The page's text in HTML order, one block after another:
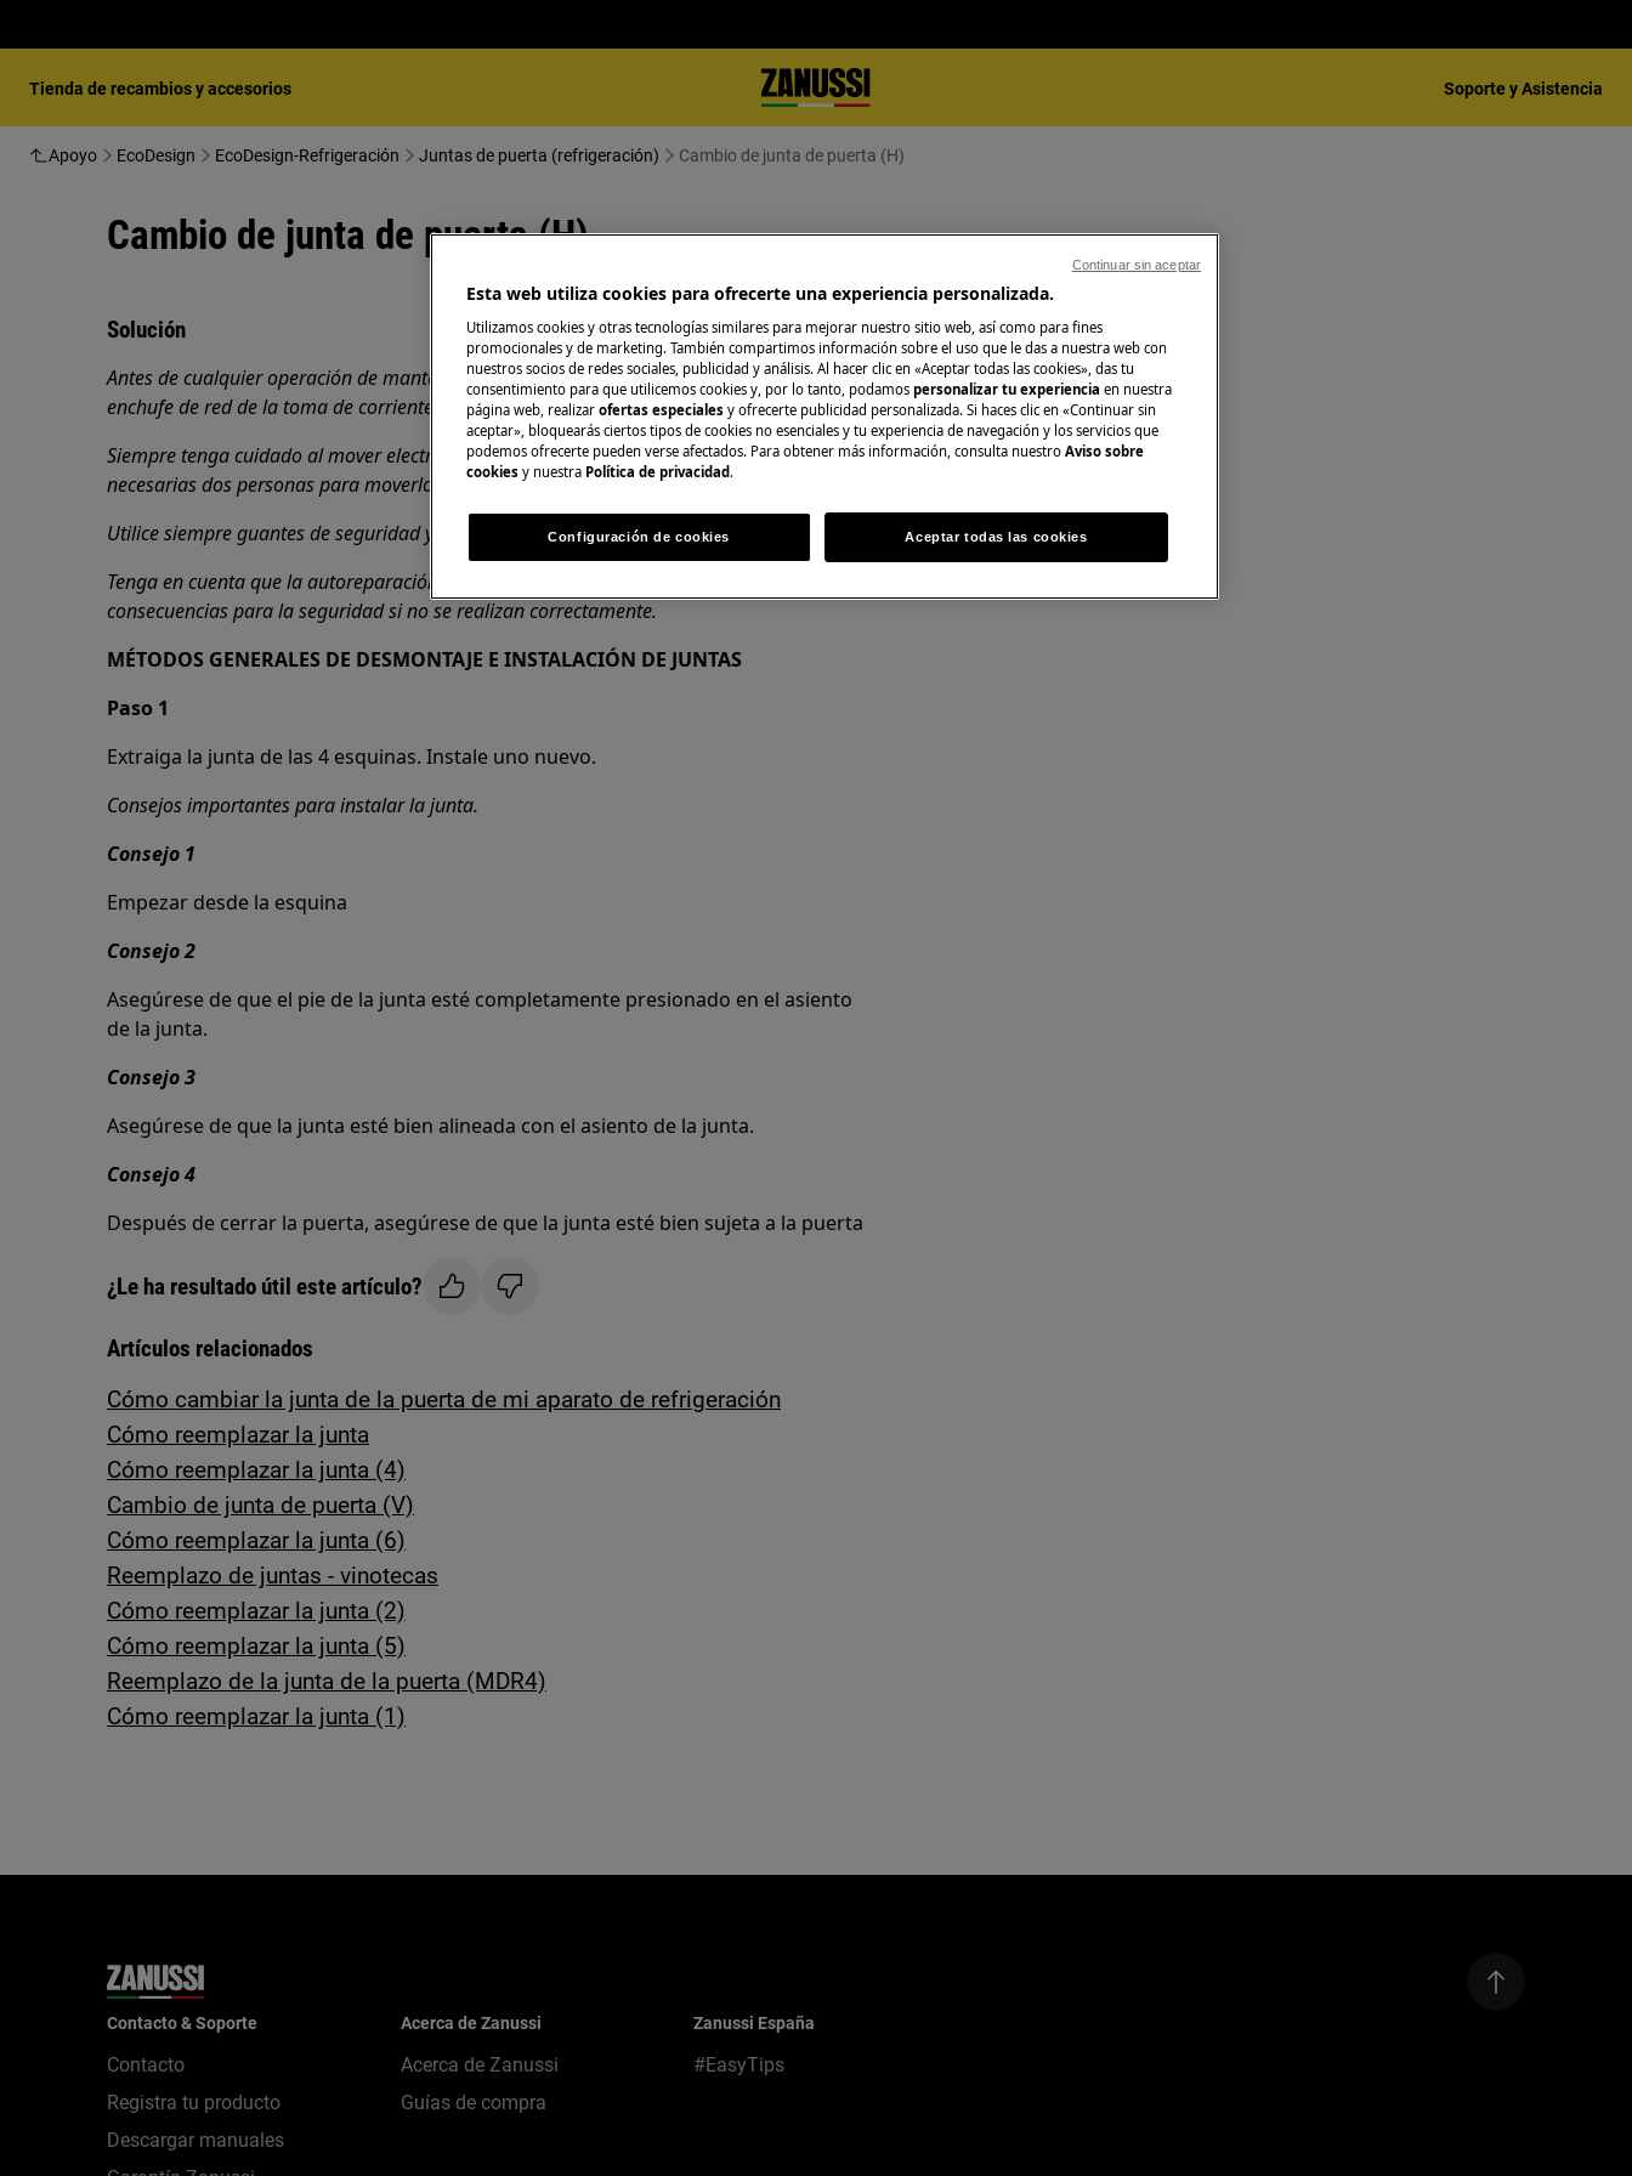
Tienda de recambios y accesorios Soporte y Asistencia
Apoyo EcoDesign EcoDesign-Refrigeración Juntas de puerta (refrigeración) Cambio de junta de puerta (H)
Cambio de junta de puerta (H)
Solución
Antes de cualquier operación de mantenimiento, apague el aparato y desconecte el
enchufe de red de la toma de corriente.
Siempre tenga cuidado al mover electrodomésticos, para electrodomésticos pesados son
necesarias dos personas para moverlos.
Utilice siempre guantes de seguridad y calzado cerrado.
Tenga en cuenta que la autoreparación o la reparación no profesional pueden tener
consecuencias para la seguridad si no se realizan correctamente.
MÉTODOS GENERALES DE DESMONTAJE E INSTALACIÓN DE JUNTAS
Paso 1
Extraiga la junta de las 4 esquinas. Instale uno nuevo.
Consejos importantes para instalar la junta.
Consejo 1
Empezar desde la esquina
Consejo 2
Asegúrese de que el pie de la junta esté completamente presionado en el asiento
de la junta.
Consejo 3
Asegúrese de que la junta esté bien alineada con el asiento de la junta.
Consejo 4
Después de cerrar la puerta, asegúrese de que la junta esté bien sujeta a la puerta
¿Le ha resultado útil este artículo?
Artículos relacionados
Cómo cambiar la junta de la puerta de mi aparato de refrigeración
Cómo reemplazar la junta
Cómo reemplazar la junta (4)
Cambio de junta de puerta (V)
Cómo reemplazar la junta (6)
Reemplazo de juntas - vinotecas
Cómo reemplazar la junta (2)
Cómo reemplazar la junta (5)
Reemplazo de la junta de la puerta (MDR4)
Cómo reemplazar la junta (1)
Contacto & Soporte
Contacto
Registra tu producto
Descargar manuales
Acerca de Zanussi
Acerca de Zanussi
Guías de compra
Zanussi España
#EasyTips
Esta web utiliza cookies para ofrecerte una experiencia personalizada.
Utilizamos cookies y otras tecnologías similares para mejorar nuestro sitio web, así como para fines
promocionales y de marketing. También compartimos información sobre el uso que le das a nuestra web con
nuestros socios de redes sociales, publicidad y análisis. Al hacer clic en «Aceptar todas las cookies», das tu
consentimiento para que utilicemos cookies y, por lo tanto, podamos personalizar tu experiencia en nuestra
página web, realizar ofertas especiales y ofrecerte publicidad personalizada. Si haces clic en «Continuar sin
aceptar», bloquearás ciertos tipos de cookies no esenciales y tu experiencia de navegación y los servicios que
podemos ofrecerte pueden verse afectados. Para obtener más información, consulta nuestro Aviso sobre
cookies y nuestra Política de privacidad.
Configuración de cookies Aceptar todas las cookies
Continuar sin aceptar